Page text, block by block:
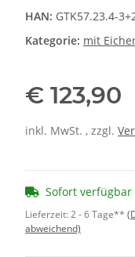
HAN: GTK57.23.4-
Kategorie: mit
€ 123,90
inkl. MwSt. , zzgl.
Sofort verfügbar
Lieferzeit:2 - 6 Tage**
abweichend)